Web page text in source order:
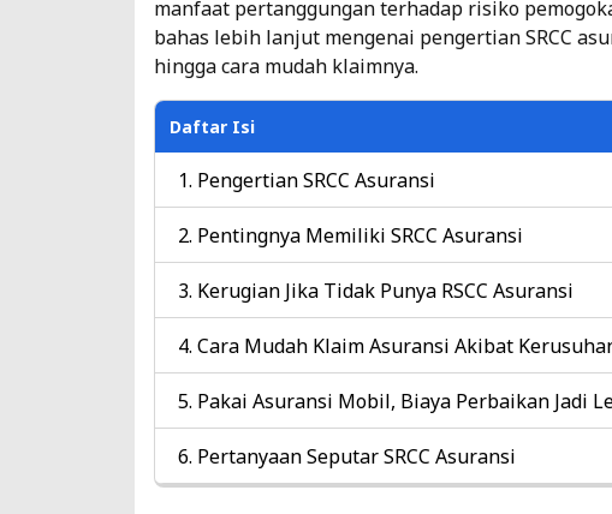
manfaat pertanggungan terhadap risiko
bahas lebih lanjut mengenai pengertian SRCC
hingga cara mudah klaimnya.
Daftar Isi
Pengertian SRCC Asuransi
Pentingnya Memiliki SRCC Asuransi
Kerugian Jika Tidak Punya RSCC Asuransi
Cara Mudah Klaim Asuransi Akibat
Pakai Asuransi Mobil, Biaya Perbaikan Jadi
Pertanyaan Seputar SRCC Asuransi